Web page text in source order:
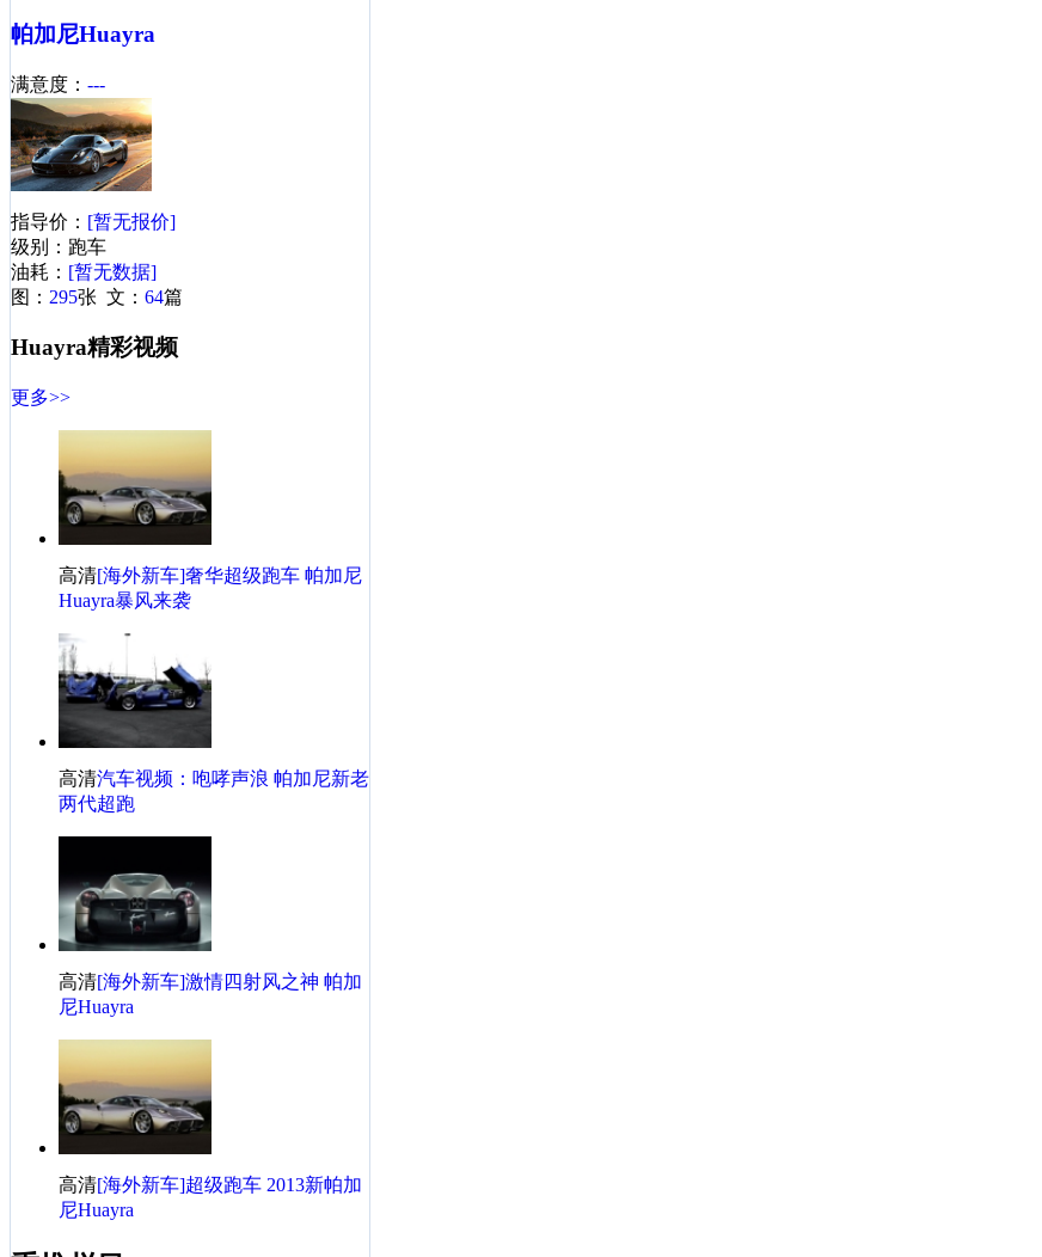
·[海外新车]超级跑车 2013新帕加尼Huayra
·
·帕加尼式风格 独一无二的设计超限定跑车
·中置引擎超级跑车 试2013款帕加尼Huayra
·帕加尼Huayra明年国内发布 预售2300万起
·[海外试驾]世界超跑 帕加尼Huayra场地秀
·帕加尼Zonda R Evolution预告图 800马力
帕加尼Huayra相关热帖
·无悔之选--提15款四门牧马人
·百看不厌，终于迎娶比亚迪唐100！
·秦100看车纪录，说说感受
·车展游玩只为车模不看车
车展，有车也有模，车展游记
终于等你到 还好没放弃 准车主试驾全新悦动
·说说我的福克斯的初到手体会
帕加尼Huayra
满意度： ---
指导价： [暂无报价]
级别：跑车
油耗： [暂无数据]
图： 295张 文： 64篇
Huayra精彩视频
更多>>
高清[海外新车]奢华超级跑车 帕加尼
Huayra暴风来袭
高清汽车视频：咆哮声浪 帕加尼新老
两代超跑
高清[海外新车]激情四射风之神 帕加
尼Huayra
高清[海外新车]超级跑车 2013新帕加
尼Huayra